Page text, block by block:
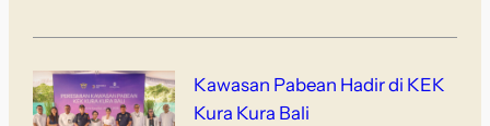
Kawasan Pabean Hadir di KEK
Kura Kura Bali